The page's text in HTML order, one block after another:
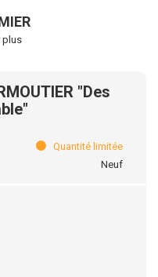
plus
"Des
Quantité limitée
Neuf